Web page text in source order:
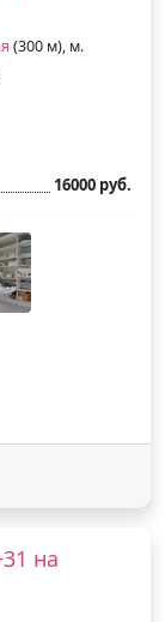
(300 м), м.
16000 руб.
на